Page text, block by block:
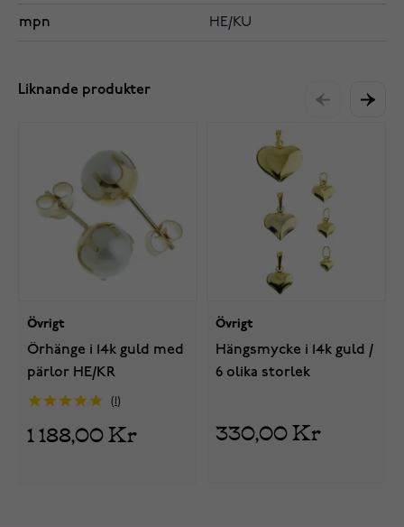
mpn HE/KU
Liknande produkter
Övrigt
Örhänge i 14k guld med
pärlor HE/KR
1 188,00 Kr
Övrigt
Hängsmycke i 14k guld /
6 olika storlek
330,00 Kr